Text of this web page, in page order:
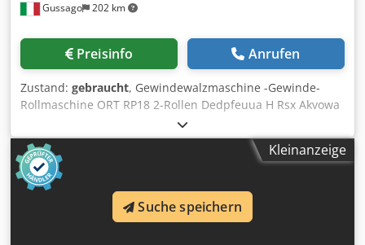
Gussago 202 km
Preisinfo Anrufen
Zustand: gebraucht, Gewindewalzmaschine -Gewinde-
Rollmaschine ORT RP18 2-Rollen Dedpfeuua H Rsx Akvowa
Schwenkbare Spindel Ueberholung mit Simens SPS Siehe
Video Die Maschine ist in unserem Lager unter Strom
Probelauf möglich
Kleinanzeige
Suche speichern